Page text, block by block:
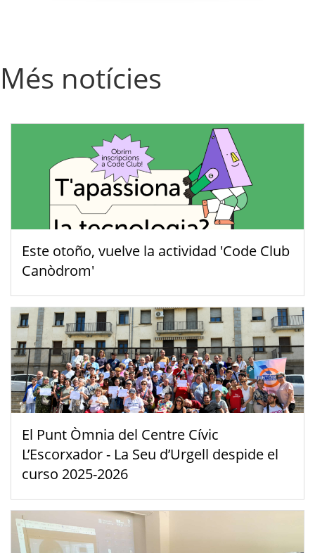
Més notícies
Este otoño, vuelve la actividad 'Code Club
Canòdrom'
El Punt Òmnia del Centre Cívic
L’Escorxador - La Seu d’Urgell despide el
curso 2025-2026